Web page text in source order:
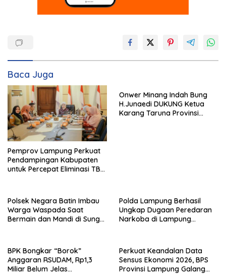
Baca Juga
Pemprov Lampung Perkuat
Pendampingan Kabupaten
untuk Percepat Eliminasi TBC
Onwer Minang Indah Bung
H.Junaedi DUKUNG Ketua
Karang Taruna Provinsi
Polsek Negara Batin Imbau
Warga Waspada Saat
Bermain dan Mandi di Sungai
Polda Lampung Berhasil
Ungkap Dugaan Peredaran
Narkoba di Lampung
BPK Bongkar “Borok”
Anggaran RSUDAM, Rp1,3
Miliar Belum Jelas
Perkuat Keandalan Data
Sensus Ekonomi 2026, BPS
Provinsi Lampung Galang